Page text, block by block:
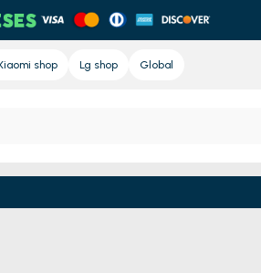
shop Lg shop Global